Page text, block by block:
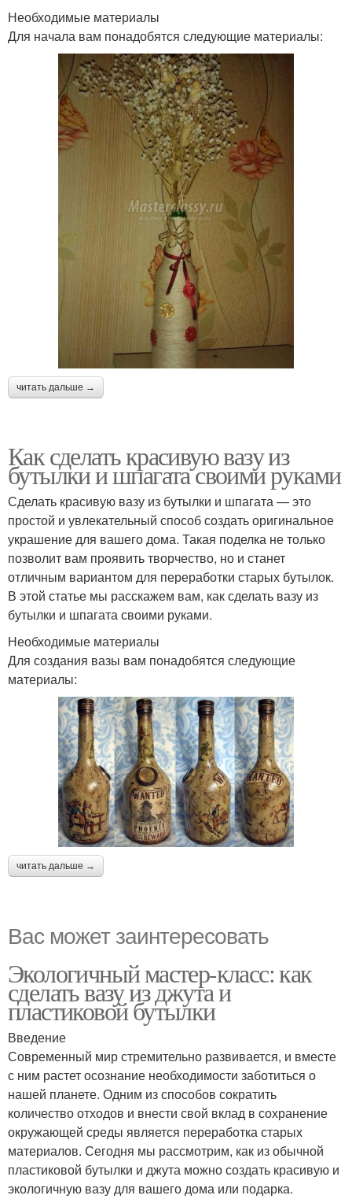
Необходимые материалы
Для начала вам понадобятся следующие материалы:
читать дальше →
Как сделать красивую вазу из
бутылки и шпагата своими руками
Сделать красивую вазу из бутылки и шпагата — это
простой и увлекательный способ создать оригинальное
украшение для вашего дома. Такая поделка не только
позволит вам проявить творчество, но и станет
отличным вариантом для переработки старых бутылок.
В этой статье мы расскажем вам, как сделать вазу из
бутылки и шпагата своими руками.
Необходимые материалы
Для создания вазы вам понадобятся следующие
материалы:
читать дальше →
Вас может заинтересовать
Экологичный мастер-класс: как
сделать вазу из джута и
пластиковой бутылки
Введение
Современный мир стремительно развивается, и вместе
с ним растет осознание необходимости заботиться о
нашей планете. Одним из способов сократить
количество отходов и внести свой вклад в сохранение
окружающей среды является переработка старых
материалов. Сегодня мы рассмотрим, как из обычной
пластиковой бутылки и джута можно создать красивую и
экологичную вазу для вашего дома или подарка.